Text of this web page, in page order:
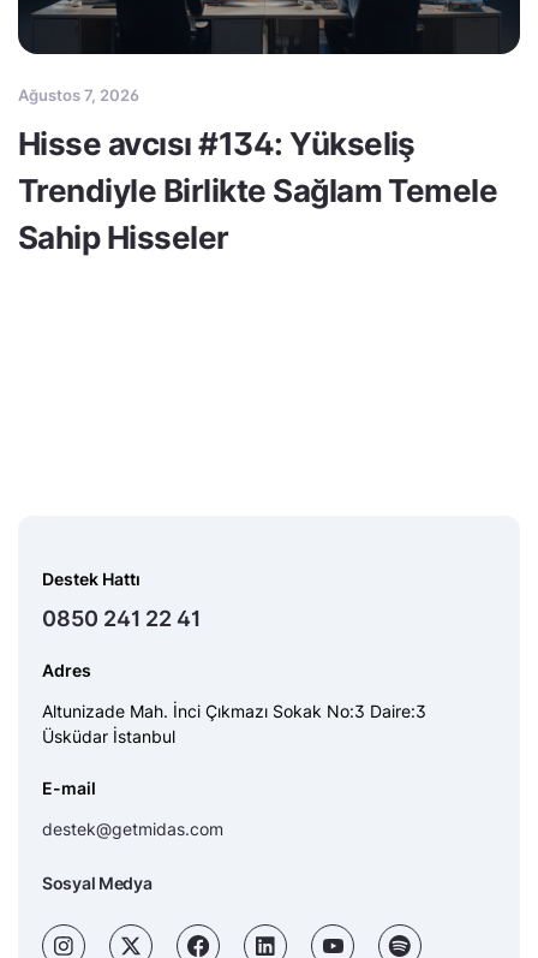
Ağustos 7, 2026
Hisse avcısı #134: Yükseliş
Trendiyle Birlikte Sağlam Temele
Sahip Hisseler
Destek Hattı
0850 241 22 41
Adres
Altunizade Mah. İnci Çıkmazı Sokak No:3 Daire:3
Üsküdar İstanbul
E-mail
destek@getmidas.com
Sosyal Medya